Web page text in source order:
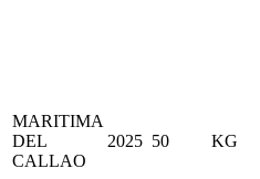
MARITIMA
DEL
CALLAO
2025 50 KG